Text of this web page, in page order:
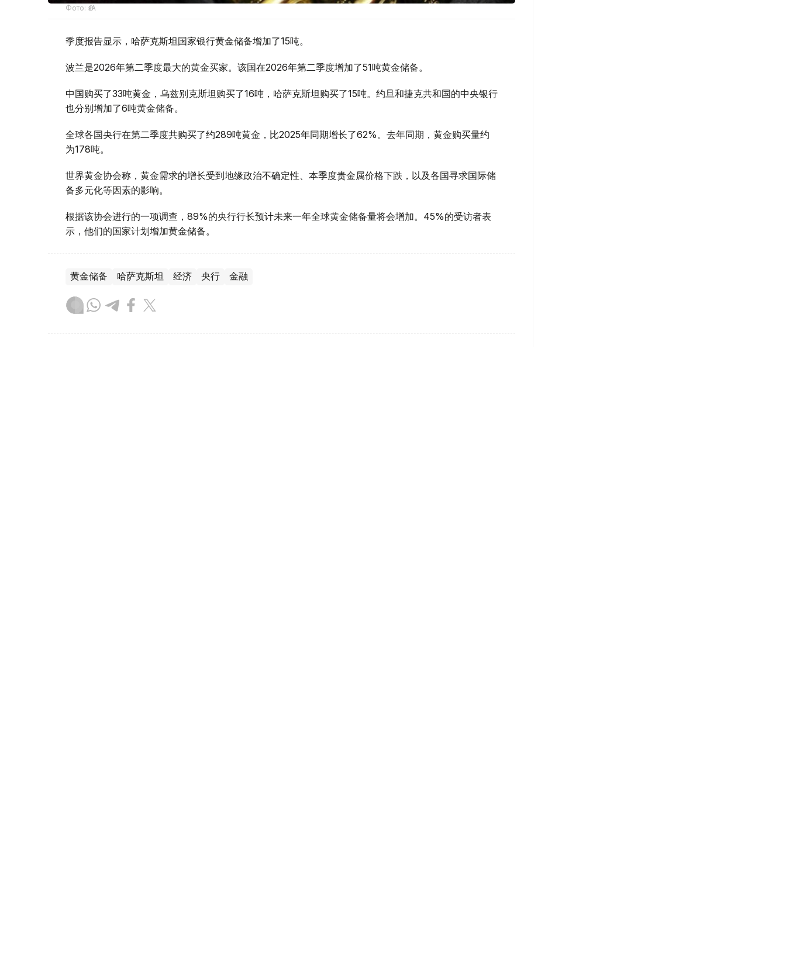
Фото: ӨзА
季度报告显示，哈萨克斯坦国家银行黄金储备增加了15吨。
波兰是2026年第二季度最大的黄金买家。该国在2026年第二季度增加了51吨黄金储备。
中国购买了33吨黄金，乌兹别克斯坦购买了16吨，哈萨克斯坦购买了15吨。约旦和捷克共和国的中央银行
也分别增加了6吨黄金储备。
全球各国央行在第二季度共购买了约289吨黄金，比2025年同期增长了62%。去年同期，黄金购买量约
为178吨。
世界黄金协会称，黄金需求的增长受到地缘政治不确定性、本季度贵金属价格下跌，以及各国寻求国际储
备多元化等因素的影响。
根据该协会进行的一项调查，89%的央行行长预计未来一年全球黄金储备量将会增加。45%的受访者表
示，他们的国家计划增加黄金储备。
黄金储备 哈萨克斯坦 经济 央行 金融